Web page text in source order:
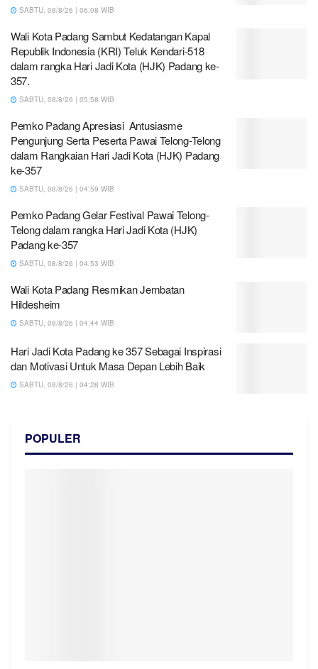
SABTU, 08/8/26 | 06:08 WIB
Wali Kota Padang Sambut Kedatangan Kapal
Republik Indonesia (KRI) Teluk Kendari-518
dalam rangka Hari Jadi Kota (HJK) Padang ke-
357.
SABTU, 08/8/26 | 05:58 WIB
Pemko Padang Apresiasi Antusiasme
Pengunjung Serta Peserta Pawai Telong-Telong
dalam Rangkaian Hari Jadi Kota (HJK) Padang
ke-357
SABTU, 08/8/26 | 04:59 WIB
Pemko Padang Gelar Festival Pawai Telong-
Telong dalam rangka Hari Jadi Kota (HJK)
Padang ke-357
SABTU, 08/8/26 | 04:53 WIB
Wali Kota Padang Resmikan Jembatan
Hildesheim
SABTU, 08/8/26 | 04:44 WIB
Hari Jadi Kota Padang ke 357 Sebagai Inspirasi
dan Motivasi Untuk Masa Depan Lebih Baik
SABTU, 08/8/26 | 04:28 WIB
POPULER